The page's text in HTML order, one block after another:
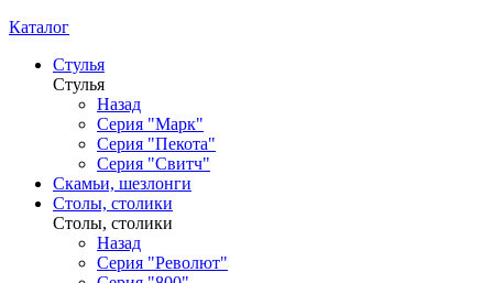
Каталог
Стулья
Стулья
Назад
Серия "Марк"
Серия "Пекота"
Серия "Свитч"
Скамьи, шезлонги
Столы, столики
Столы, столики
Назад
Серия "Револют"